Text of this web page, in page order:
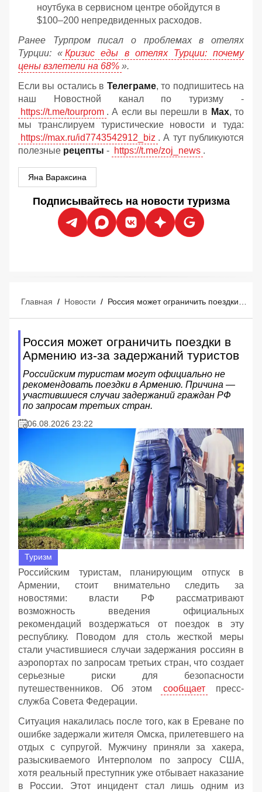
ноутбука в сервисном центре обойдутся в
$100–200 непредвиденных расходов.
Ранее Турпром писал о проблемах в отелях
Турции: « Кризис еды в отелях Турции: почему
цены взлетели на 68% ».
Если вы остались в Телеграме, то подпишитесь на
наш Новостной канал по туризму -
https://t.me/tourprom . А если вы перешли в Мах, то
мы транслируем туристические новости и туда:
https://max.ru/id7743542912_biz . А тут публикуются
полезные рецепты - https://t.me/zoj_news .
Яна Вараксина
Подписывайтесь на новости туризма
Главная / Новости / Россия может ограничить поездки в Армению из-за задержаний туристов
Россия может ограничить поездки в
Армению из-за задержаний туристов
Российским туристам могут официально не
рекомендовать поездки в Армению. Причина —
участившиеся случаи задержаний граждан РФ
по запросам третьих стран.
06.08.2026 23:22
Туризм
Российским туристам, планирующим отпуск в
Армении, стоит внимательно следить за
новостями: власти РФ рассматривают
возможность введения официальных
рекомендаций воздержаться от поездок в эту
республику. Поводом для столь жесткой меры
стали участившиеся случаи задержания россиян в
аэропортах по запросам третьих стран, что создает
серьезные риски для безопасности
путешественников. Об этом
сообщает
пресс-
служба Совета Федерации.
Ситуация накалилась после того, как в Ереване по
ошибке задержали жителя Омска, прилетевшего на
отдых с супругой. Мужчину приняли за хакера,
разыскиваемого Интерполом по запросу США,
хотя реальный преступник уже отбывает наказание
в России. Этот инцидент стал лишь одним из